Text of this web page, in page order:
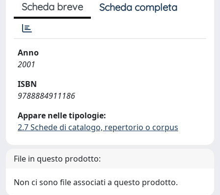
Scheda breve Scheda completa
Anno
2001
ISBN
9788884911186
Appare nelle tipologie:
2.7 Schede di catalogo, repertorio o corpus
File in questo prodotto:
Non ci sono file associati a questo prodotto.